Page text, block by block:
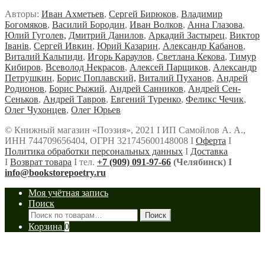
Авторы: Иван Ахметьев, Сергей Бирюков, Владимир
Богомяков, Василий Бородин, Иван Волков, Анна Глазова,
Юлий Гуголев, Дмитрий Данилов, Аркадий Застырец, Виктор
Iванiв, Сергей Ивкин, Юрий Казарин, Александр Кабанов,
Виталий Кальпиди, Игорь Караулов, Светлана Кекова, Тимур
Кибиров, Всеволод Некрасов, Алексей Парщиков, Александр
Петрушкин, Борис Поплавский, Виталий Пуханов, Андрей
Родионов, Борис Рыжий, Андрей Санников, Андрей Сен-
Сеньков, Андрей Тавров, Евгений Туренко, Феликс Чечик,
Олег Чухонцев, Олег Юрьев
© Книжный магазин «Поэзия», 2021 Ι ИП Самойлов А. А.,
ИНН 744709656404, ОГРН 321745600148008 Ι Оферта Ι
Политика обработки персональных данных Ι Доставка
Ι Возврат товара Ι тел. +7 (909) 091-97-66 (Челябинск) Ι
info@bookstorepoetry.ru
Моя учётная запись
Поиск
Искать:
Поиск
Корзина 0